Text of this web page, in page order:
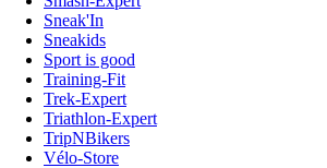
Sneak'In
Sneakids
Sport is good
Training-Fit
Trek-Expert
Triathlon-Expert
TripNBikers
Vélo-Store